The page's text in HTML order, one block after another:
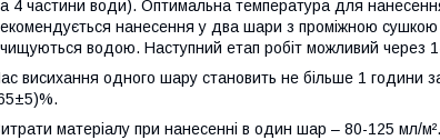
4 частини води). Оптимальна температура для
нанесення у два шари з проміжною сушкою
водою. Наступний етап робіт можливий через
висихання одного шару становить не більше 1 години
матеріалу при нанесенні в один шар – 80-125 мл/м².